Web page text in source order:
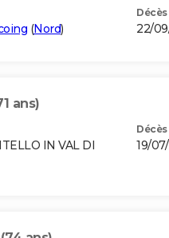
(Nord)
Décès
22/
ans)
IN VAL DI
Décès
19/